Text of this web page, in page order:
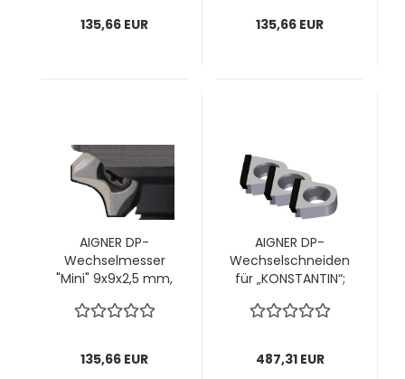
Stück
135,66 EUR
Stück
135,66 EUR
AIGNER DP-
Wechselmesser
"Mini" 9x9x2,5 mm,
„KONSTANTIN Mini“
Stück
135,66 EUR
AIGNER DP-
Wechselschneiden
für „KONSTANTIN“;
14,5x14,1x4,7mm, 1
487,31 EUR